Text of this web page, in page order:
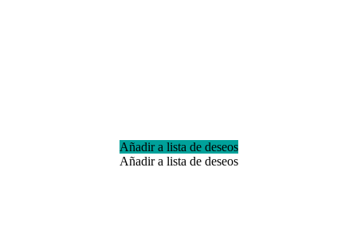
Añadir a lista de deseos
Añadir a lista de deseos